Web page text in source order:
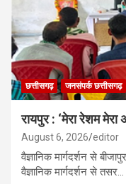
छत्तीसगढ़ जनसंपर्क छत्तीसगढ़
रायपुर : ‘मेरा रेशम
August 6, 2026 editor
वैज्ञानिक मार्गदर्शन से
वैज्ञानिक मार्गदर्शन से तसर…